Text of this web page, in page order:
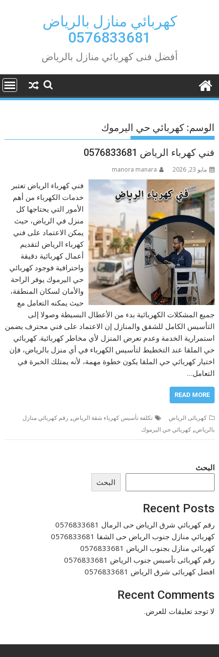
كهربائي منازل بالرياض
0576833681
أفضل فنى كهربائي منازل بالرياض
الوسم:كهربائي حي اليرموك
فني كهرباء الرياض 0576833681
مايو 23, 2026 manora manara
فني كهرباء الرياض تعتبر
خدمات الكهرباء من أهم
الأمور التي يحتاجها كل
منزل في الرياض، حيث
يمكن الاعتماد على فني
كهرباء الرياض لتقديم
أعمال كهربائية دقيقة
واحترافية فوجود كهربائي
حي اليرموك يوفر الراحة
والأمان لسكان المنطقة،
حيث يمكنه التعامل مع
جميع المشكلات الكهربائية بدء من الأعطال البسيطة وصولا إلى
التأسيس الكامل للشقق والمنازل إن الاعتماد على فني محترف يضمن
استمرارية الخدمة وعدم تعرض المنزل لأي مخاطر كهربائية. كهربائي
حي الملقا عند التخطيط لتأسيس الكهرباء في أي منزل بالرياض، فإن
اختيار كهربائي حي الملقا يكون خطوة مهمة، لأنه يمتلك الخبرة في
التعامل…
READ MORE
كهربائى الرياض تكلفة تأسيس كهرباء شقة الرياض, رقم كهربائي منازل
بالرياض,كهربائي حي اليرموك
البحث
البحث
Recent Posts
رقم كهربائي شرق الرياض حى الرمال 0576833681
كهربائي منازل جنوب الرياض حى الشفا 0576833681
كهربائي منازل بجنوب الرياض 0576833681
رقم كهربائى تأسيس جنوب الرياض 0576833681
افضل كهربائى شرق الرياض 0576833681
Recent Comments
لا توجد تعليقات للعرض.